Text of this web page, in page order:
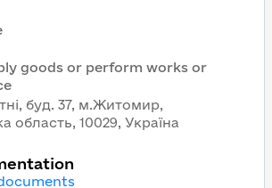
goods or perform works or
буд. 37, м.Житомир,
область, 10029, Україна